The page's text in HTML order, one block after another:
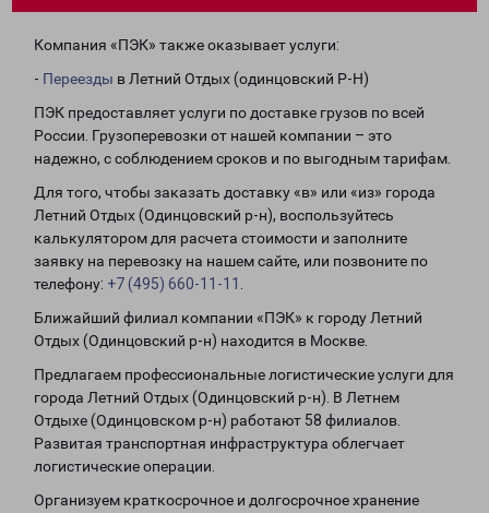
Компания «ПЭК» также оказывает услуги:
- Переезды в Летний Отдых (одинцовский Р-Н)
ПЭК предоставляет услуги по доставке грузов по всей
России. Грузоперевозки от нашей компании – это
надежно, с соблюдением сроков и по выгодным тарифам.
Для того, чтобы заказать доставку «в» или «из» города
Летний Отдых (Одинцовский р-н), воспользуйтесь
калькулятором для расчета стоимости и заполните
заявку на перевозку на нашем сайте, или позвоните по
телефону: +7 (495) 660-11-11
Ближайший филиал компании «ПЭК» к городу Летний
Отдых (Одинцовский р-н) находится в Москве.
Предлагаем профессиональные логистические услуги для
города Летний Отдых (Одинцовский р-н). В Летнем
Отдыхе (Одинцовском р-н) работают 58 филиалов.
Развитая транспортная инфраструктура облегчает
логистические операции.
Организуем краткосрочное и долгосрочное хранение